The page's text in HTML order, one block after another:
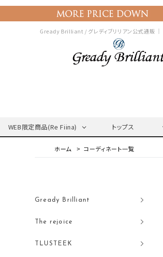
Gready Brilliant / グレディブリリアン公式通販 ｜
WEB限定商品(Re Fiina) トップス
コーディネート一覧
Gready Brilliant
The rejoice
TLUSTEEK